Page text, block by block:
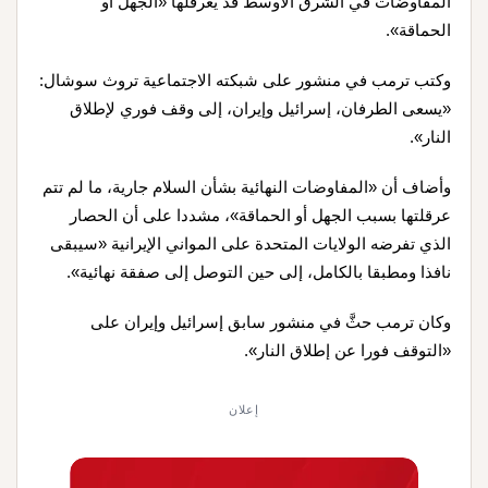
الحماقة».
وكتب ترمب في منشور على شبكته الاجتماعية تروث سوشال:
«يسعى الطرفان، إسرائيل وإيران، إلى وقف فوري لإطلاق
النار».
وأضاف أن «المفاوضات النهائية بشأن السلام جارية، ما لم تتم
عرقلتها بسبب الجهل أو الحماقة»، مشددا على أن الحصار
الذي تفرضه الولايات المتحدة على المواني الإيرانية «سيبقى
نافذا ومطبقا بالكامل، إلى حين التوصل إلى صفقة نهائية».
وكان ترمب حثَّ في منشور سابق إسرائيل وإيران على
«التوقف فورا عن إطلاق النار».
إعلان